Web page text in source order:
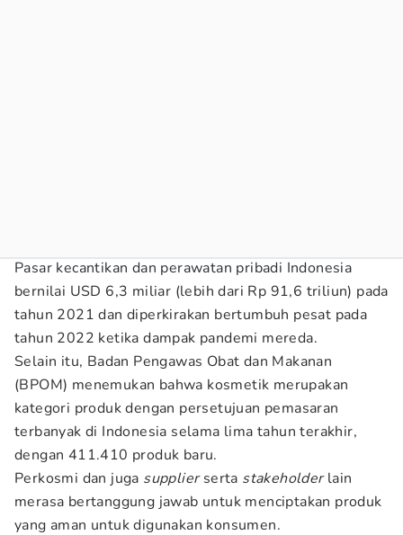
Pasar kecantikan dan perawatan pribadi Indonesia
bernilai USD 6,3 miliar (lebih dari Rp 91,6 triliun) pada
tahun 2021 dan diperkirakan bertumbuh pesat pada
tahun 2022 ketika dampak pandemi mereda.
Selain itu, Badan Pengawas Obat dan Makanan
(BPOM) menemukan bahwa kosmetik merupakan
kategori produk dengan persetujuan pemasaran
terbanyak di Indonesia selama lima tahun terakhir,
dengan 411.410 produk baru.
Perkosmi dan juga supplierserta stakeholderlain
merasa bertanggung jawab untuk menciptakan produk
yang aman untuk digunakan konsumen.